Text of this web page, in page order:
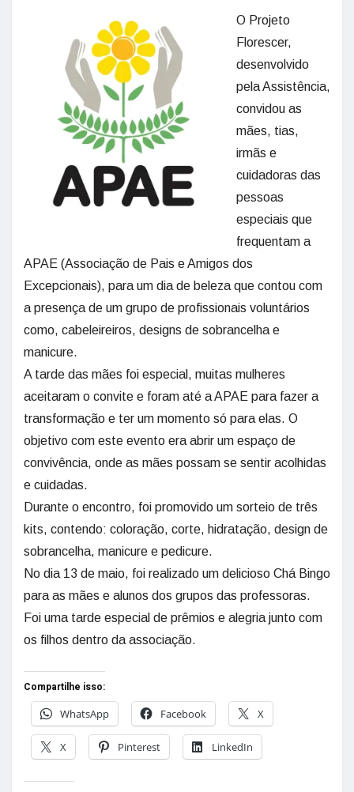
O Projeto
Florescer,
desenvolvido
pela Assistência,
convidou as
mães, tias,
irmãs e
cuidadoras das
pessoas
especiais que
frequentam a
APAE (Associação de Pais e Amigos dos
Excepcionais), para um dia de beleza que contou com
a presença de um grupo de profissionais voluntários
como, cabeleireiros, designs de sobrancelha e
manicure.
A tarde das mães foi especial, muitas mulheres
aceitaram o convite e foram até a APAE para fazer a
transformação e ter um momento só para elas. O
objetivo com este evento era abrir um espaço de
convivência, onde as mães possam se sentir acolhidas
e cuidadas.
Durante o encontro, foi promovido um sorteio de três
kits, contendo: coloração, corte, hidratação, design de
sobrancelha, manicure e pedicure.
No dia 13 de maio, foi realizado um delicioso Chá Bingo
para as mães e alunos dos grupos das professoras.
Foi uma tarde especial de prêmios e alegria junto com
os filhos dentro da associação.
Compartilhe isso:
WhatsApp
Facebook X
X Pinterest LinkedIn